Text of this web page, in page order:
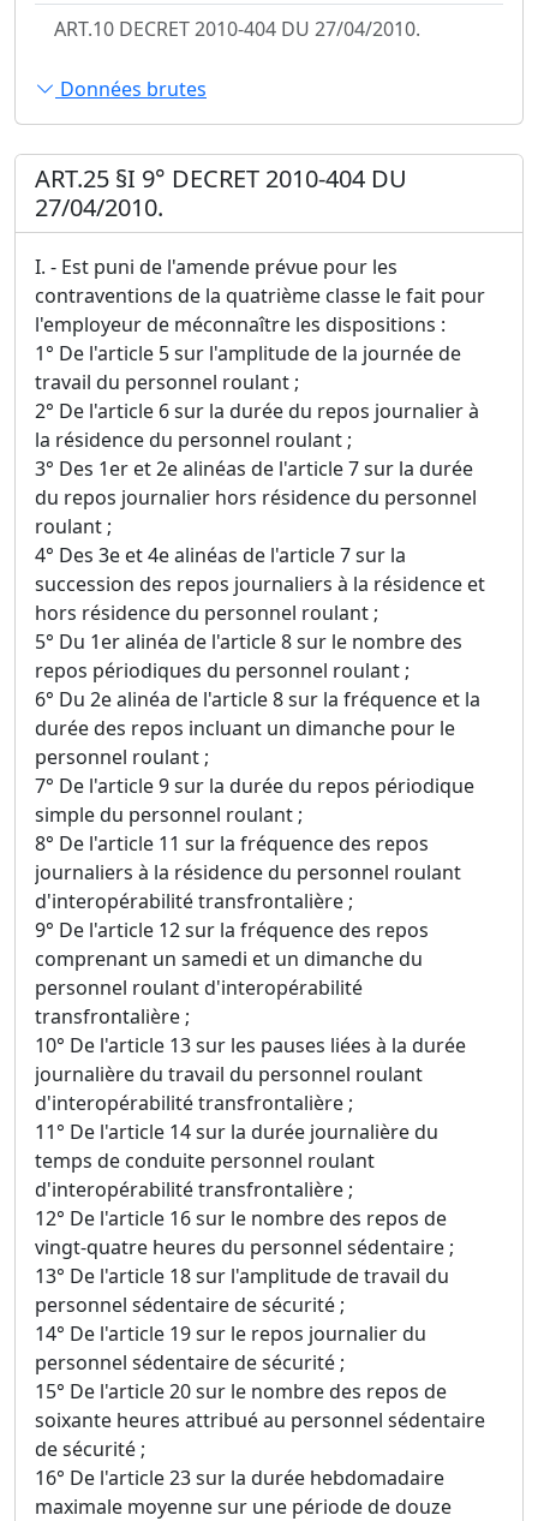
ART.10 DECRET 2010-404 DU 27/04/2010.
Données brutes
ART.25 §I 9° DECRET 2010-404 DU
27/04/2010.
I. - Est puni de l'amende prévue pour les
contraventions de la quatrième classe le fait pour
l'employeur de méconnaître les dispositions :
1° De l'article 5 sur l'amplitude de la journée de
travail du personnel roulant ;
2° De l'article 6 sur la durée du repos journalier à
la résidence du personnel roulant ;
3° Des 1er et 2e alinéas de l'article 7 sur la durée
du repos journalier hors résidence du personnel
roulant ;
4° Des 3e et 4e alinéas de l'article 7 sur la
succession des repos journaliers à la résidence et
hors résidence du personnel roulant ;
5° Du 1er alinéa de l'article 8 sur le nombre des
repos périodiques du personnel roulant ;
6° Du 2e alinéa de l'article 8 sur la fréquence et la
durée des repos incluant un dimanche pour le
personnel roulant ;
7° De l'article 9 sur la durée du repos périodique
simple du personnel roulant ;
8° De l'article 11 sur la fréquence des repos
journaliers à la résidence du personnel roulant
d'interopérabilité transfrontalière ;
9° De l'article 12 sur la fréquence des repos
comprenant un samedi et un dimanche du
personnel roulant d'interopérabilité
transfrontalière ;
10° De l'article 13 sur les pauses liées à la durée
journalière du travail du personnel roulant
d'interopérabilité transfrontalière ;
11° De l'article 14 sur la durée journalière du
temps de conduite personnel roulant
d'interopérabilité transfrontalière ;
12° De l'article 16 sur le nombre des repos de
vingt-quatre heures du personnel sédentaire ;
13° De l'article 18 sur l'amplitude de travail du
personnel sédentaire de sécurité ;
14° De l'article 19 sur le repos journalier du
personnel sédentaire de sécurité ;
15° De l'article 20 sur le nombre des repos de
soixante heures attribué au personnel sédentaire
de sécurité ;
16° De l'article 23 sur la durée hebdomadaire
maximale moyenne sur une période de douze